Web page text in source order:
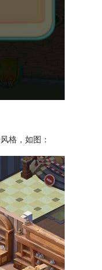
格，如图：